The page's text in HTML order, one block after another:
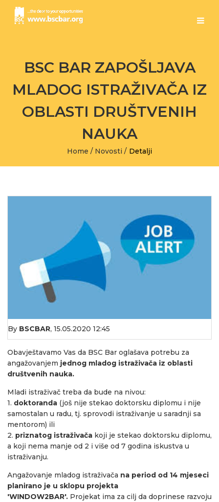
BSC BAR ZAPOŠLJAVA
MLADOG ISTRAŽIVAČA IZ
OBLASTI DRUŠTVENIH
NAUKA
Home / Novosti / Detalji
By BSCBAR, 15.05.2020 12:45
Obavještavamo Vas da BSC Bar oglašava potrebu za
angažovanjem jednog mladog istraživača iz oblasti
društvenih nauka.
Mladi istraživač treba da bude na nivou:
1. doktoranda (još nije stekao doktorsku diplomu i nije
samostalan u radu, tj. sprovodi istraživanje u saradnji sa
mentorom) ili
2. priznatog istraživača koji je stekao doktorsku diplomu,
a koji nema manje od 2 i više od 7 godina iskustva u
istraživanju.
Angažovanje mladog istraživača na period od 14 mjeseci
planirano je u sklopu projekta
'WINDOW2BAR'. Projekat ima za cilj da doprinese razvoju